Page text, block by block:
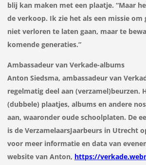
blij kan maken met een plaatje. “Maar
de verkoop. Ik zie het als een missie om
niet verloren te laten gaan, maar te
komende generaties.”
Ambassadeur van Verkade-albums
Anton Siedsma, ambassadeur van
regelmatig deel aan (verzamel)beurzen.
(dubbele) plaatjes, albums en andere
aan, waaronder oude schoolplaten. De
is de VerzamelaarsJaarbeurs in Utrecht
voor meer informatie en data van
website van Anton, https://